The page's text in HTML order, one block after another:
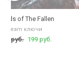
Edition (Lords Of The
of The Fallen
steam ключи
руб. 199 руб.